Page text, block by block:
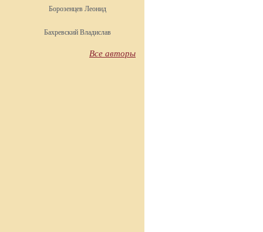
Борозенцев Леонид
Бахревский Владислав
Все авторы